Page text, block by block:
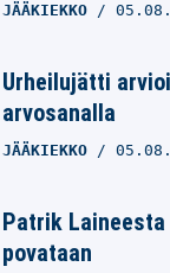
JÄÄKIEKKO
Urheilujätti
arvosanalla
JÄÄKIEKKO
Patrik
povataan